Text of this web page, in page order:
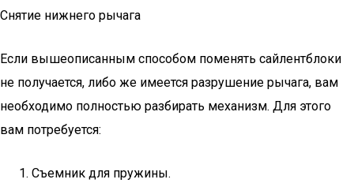
Снятие нижнего рычага
Если вышеописанным способом поменять сайлентблоки
не получается, либо же имеется разрушение рычага, вам
необходимо полностью разбирать механизм. Для этого
вам потребуется:
Съемник для пружины.